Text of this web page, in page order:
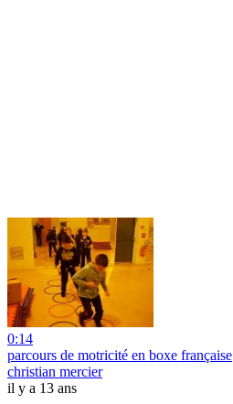
0:14
parcours de motricité en boxe française
christian mercier
il y a 13 ans